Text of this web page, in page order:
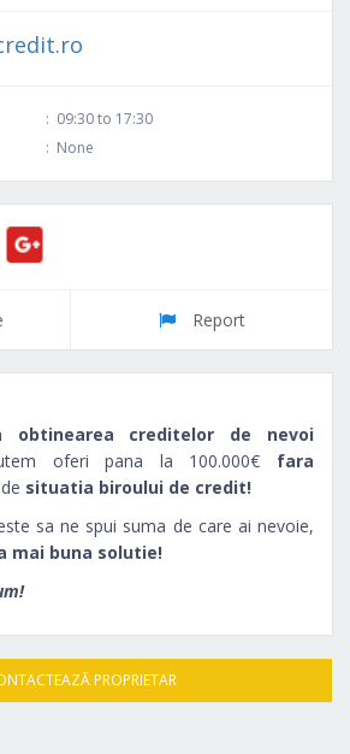
: 09:30 to 17:30
: None
Report
obtinearea creditelor de nevoi
oferi pana la 100.000€ fara
situatia biroului de credit!
sa ne spui suma de care ai nevoie,
mai buna solutie!
PROPRIETAR